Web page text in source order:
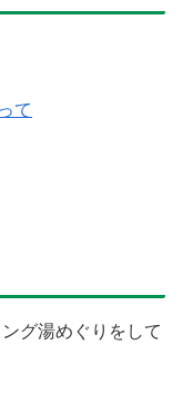
て
グ湯めぐりをして